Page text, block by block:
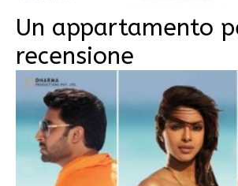
Un appartamento
recensione